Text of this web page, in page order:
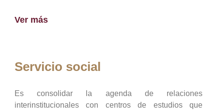
Ver más
Servicio social
Es consolidar la agenda de relaciones
interinstitucionales con centros de estudios que